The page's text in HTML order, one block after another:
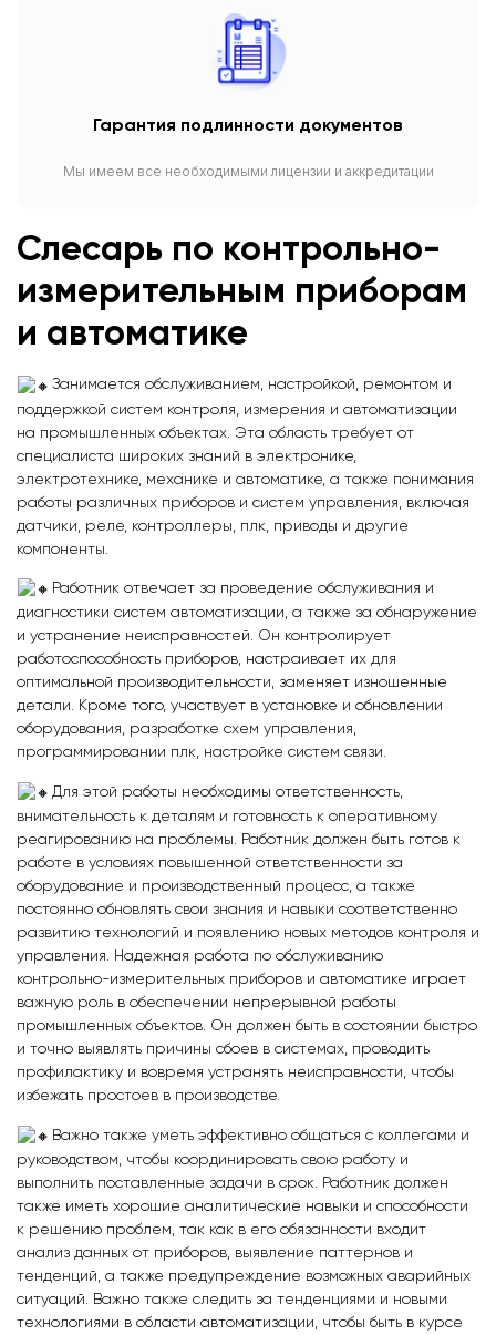
Гарантия подлинности документов
Мы имеем все необходимыми лицензии и аккредитации
Слесарь по контрольно-
измерительным приборам
и автоматике
Занимается обслуживанием, настройкой, ремонтом и
поддержкой систем контроля, измерения и автоматизации
на промышленных объектах. Эта область требует от
специалиста широких знаний в электронике,
электротехнике, механике и автоматике, а также понимания
работы различных приборов и систем управления, включая
датчики, реле, контроллеры, плк, приводы и другие
компоненты.
Работник отвечает за проведение обслуживания и
диагностики систем автоматизации, а также за обнаружение
и устранение неисправностей. Он контролирует
работоспособность приборов, настраивает их для
оптимальной производительности, заменяет изношенные
детали. Кроме того, участвует в установке и обновлении
оборудования, разработке схем управления,
программировании плк, настройке систем связи.
Для этой работы необходимы ответственность,
внимательность к деталям и готовность к оперативному
реагированию на проблемы. Работник должен быть готов к
работе в условиях повышенной ответственности за
оборудование и производственный процесс, а также
постоянно обновлять свои знания и навыки соответственно
развитию технологий и появлению новых методов контроля и
управления. Надежная работа по обслуживанию
контрольно-измерительных приборов и автоматике играет
важную роль в обеспечении непрерывной работы
промышленных объектов. Он должен быть в состоянии быстро
и точно выявлять причины сбоев в системах, проводить
профилактику и вовремя устранять неисправности, чтобы
избежать простоев в производстве.
Важно также уметь эффективно общаться с коллегами и
руководством, чтобы координировать свою работу и
выполнить поставленные задачи в срок. Работник должен
также иметь хорошие аналитические навыки и способности
к решению проблем, так как в его обязанности входит
анализ данных от приборов, выявление паттернов и
тенденций, а также предупреждение возможных аварийных
ситуаций. Важно также следить за тенденциями и новыми
технологиями в области автоматизации, чтобы быть в курсе